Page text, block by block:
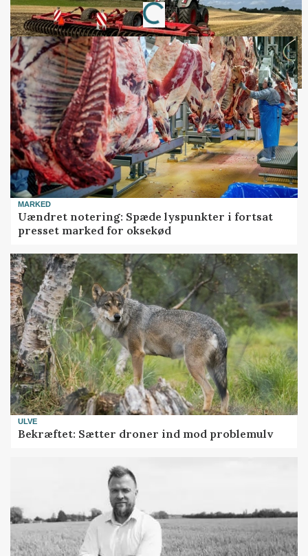
Loading...
MARKED
Uændret notering: Spæde lyspunkter i fortsat
presset marked for oksekød
ULVE
Bekræftet: Sætter droner ind mod problemulv